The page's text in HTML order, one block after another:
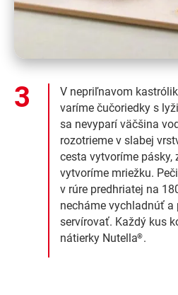
V nepriľnavom
varíme čučoriedky s
sa nevyparí väčšina
rozotrieme v slabej
cesta vytvoríme pásky,
vytvoríme mriežku.
v rúre predhriatej na
necháme vychladnúť a
servírovať. Každý kus
nátierky Nutella®.